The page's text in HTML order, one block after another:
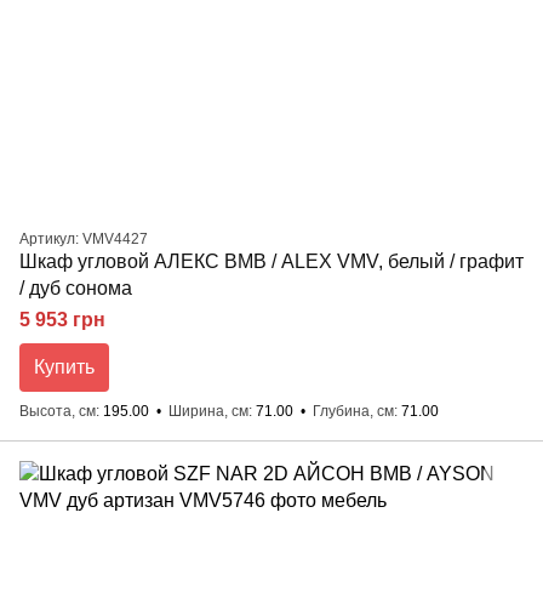
Артикул: VMV4427
Шкаф угловой АЛЕКС ВМВ / ALEX VMV, белый / графит
/ дуб сонома
5 953 грн
Купить
Высота, см 195.00 Ширина, см 71.00 Глубина, см 71.00